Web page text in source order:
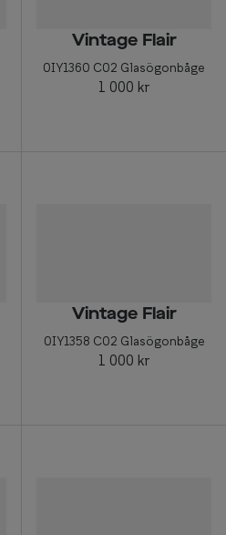
Vintage Flair
0IY1360 C02 Glasögonbåge
1 000 kr
Vintage Flair
0IY1358 C02 Glasögonbåge
1 000 kr